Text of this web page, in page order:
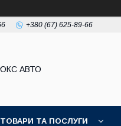
+380 (67) 625-89-66
АВТО
ТОВАРИ ТА ПОСЛУГИ